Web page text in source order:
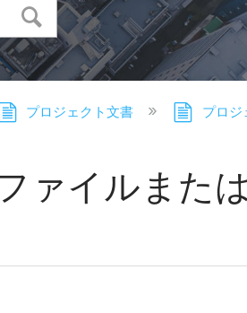
プロジェクト文書 プロ
ァイルまた